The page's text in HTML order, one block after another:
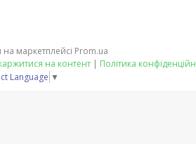
маркетплейсі Prom.ua
на контент | Політика
Language ▼